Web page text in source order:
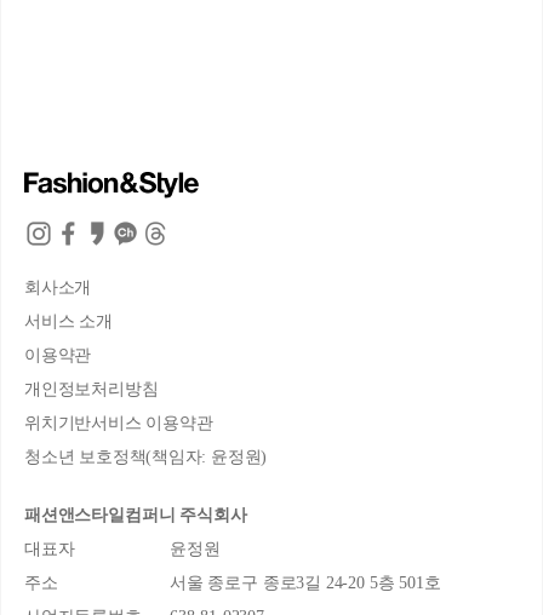
회사소개
서비스 소개
이용약관
개인정보처리방침
위치기반서비스 이용약관
청소년 보호정책(책임자: 윤정원)
패션앤스타일컴퍼니 주식회사
대표자
윤정원
주소
서울 종로구 종로3길 24-20 5층 501호